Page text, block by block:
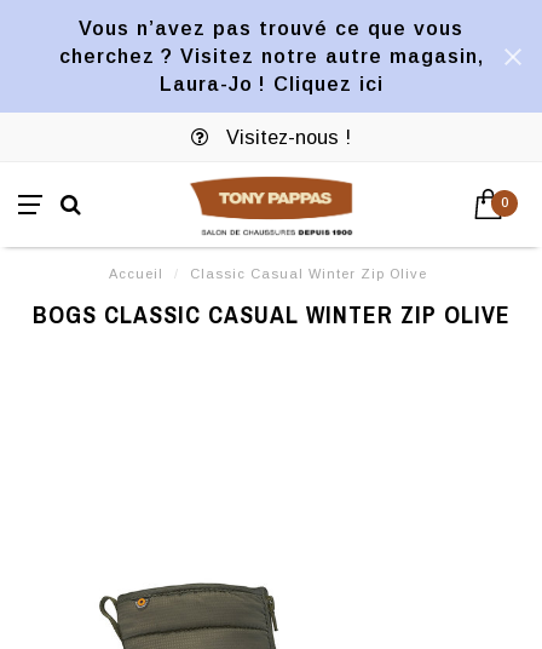
Vous n’avez pas trouvé ce que vous
cherchez ? Visitez notre autre magasin,
Laura-Jo ! Cliquez ici
Visitez-nous !
0
Accueil / Classic Casual Winter Zip Olive
BOGS CLASSIC CASUAL WINTER ZIP OLIVE